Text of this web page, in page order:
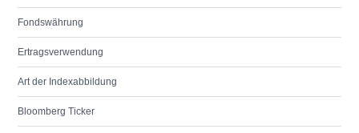
Fondswährung
Ertragsverwendung
Art der Indexabbildung
Bloomberg Ticker